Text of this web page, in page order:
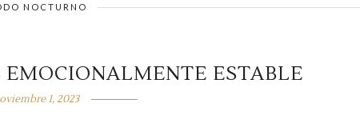
NOCTURNO
EMOCIONALMENTE ESTABLE
1, 2023